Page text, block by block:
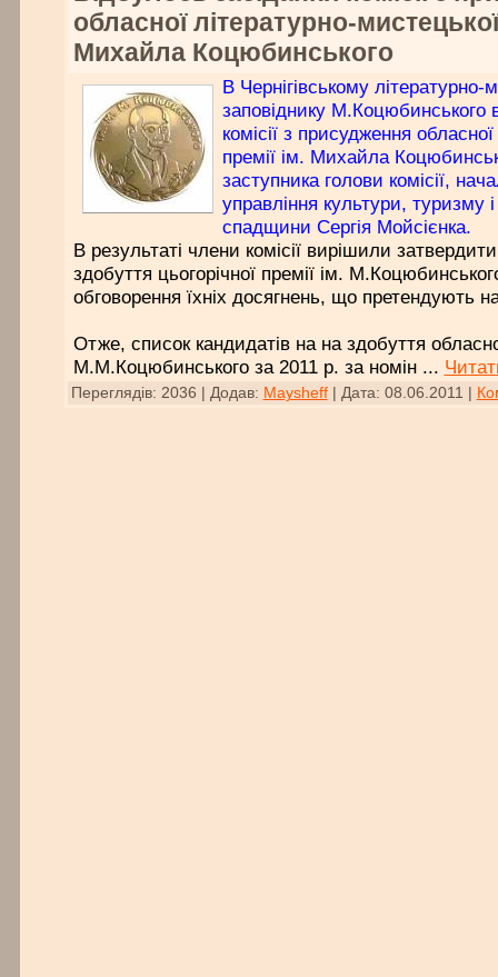
обласної літературно-
Михайла Коцюбинського
В Чернігівському
заповіднику М.Коцюбинського
комісії з присудження
премії ім. Михайла
заступника голови комісії,
управління культури, туризму
спадщини Сергія Мойсієнка.
В результаті члени комісії вирішили
здобуття цьогорічної премії ім.
обговорення їхніх досягнень, що претендують
Отже, список кандидатів на на здобуття
М.М.Коцюбинського за 2011 р. за номін ...
Переглядів: 2036 Додав: Maysheff| Дата: 08.06.2011